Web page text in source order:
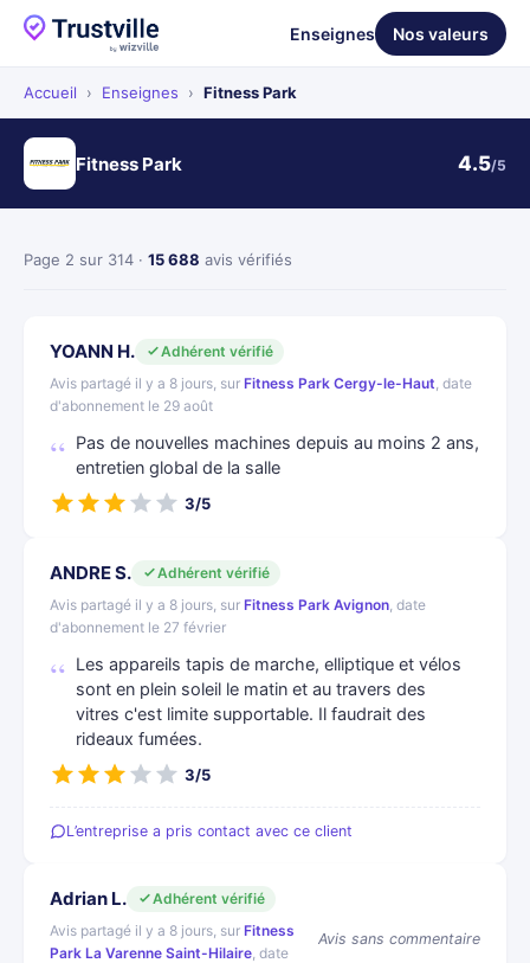
Enseignes Nos valeurs
Accueil › Enseignes › Fitness Park
Fitness Park 4.5/5
Page 2 sur 314 · 15 688 avis vérifiés
YOANN H.
Adhérent vérifié
Avis partagé il y a 8 jours, sur Fitness Park Cergy-le-Haut, date
d'abonnement le 29 août
Pas de nouvelles machines depuis au moins 2 ans,
entretien global de la salle
3/5
ANDRE S.
Adhérent vérifié
Avis partagé il y a 8 jours, sur Fitness Park Avignon, date
d'abonnement le 27 février
Les appareils tapis de marche, elliptique et vélos
sont en plein soleil le matin et au travers des
vitres c'est limite supportable. Il faudrait des
rideaux fumées.
3/5
L’entreprise a pris contact avec ce client
Adrian L.
Adhérent vérifié
Avis partagé il y a 8 jours, sur Fitness
Park La Varenne Saint-Hilaire, date
Avis sans commentaire